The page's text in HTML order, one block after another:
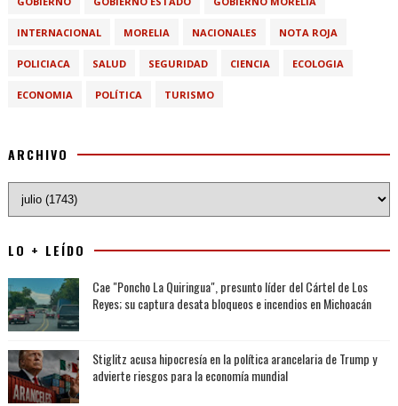
INTERNACIONAL MORELIA NACIONALES NOTA ROJA
POLICIACA SALUD SEGURIDAD CIENCIA ECOLOGIA
ECONOMIA POLÍTICA TURISMO
ARCHIVO
LO + LEÍDO
Cae "Poncho La Quiringua", presunto líder del Cártel de Los
Reyes; su captura desata bloqueos e incendios en Michoacán
Stiglitz acusa hipocresía en la política arancelaria de Trump y
advierte riesgos para la economía mundial